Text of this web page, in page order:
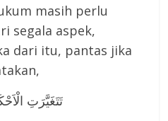
masih perlu
segala aspek,
dari itu, pantas jika
تَتَغَيَّرَتِ